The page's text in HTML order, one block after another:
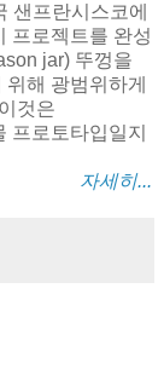
샌프란시스코에
프로젝트를 완성
jar) 뚜껑을
해 광범위하게
것은
프로토타입일지
자세히...